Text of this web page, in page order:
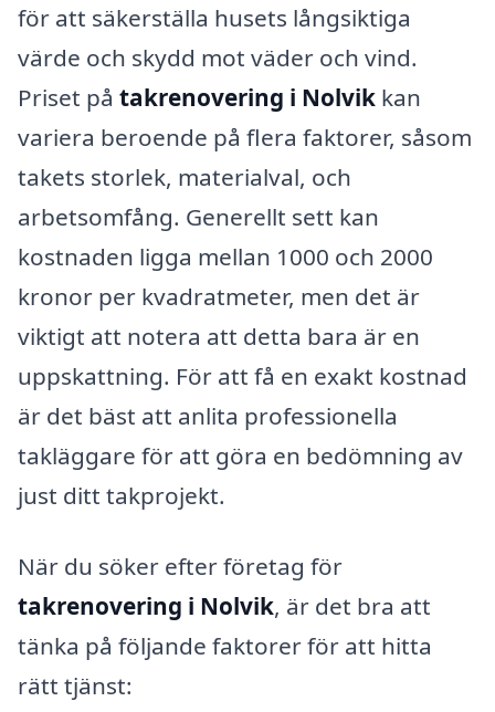
för att säkerställa husets långsiktiga
värde och skydd mot väder och vind.
Priset på takrenovering i Nolvik kan
variera beroende på flera faktorer, såsom
takets storlek, materialval, och
arbetsomfång. Generellt sett kan
kostnaden ligga mellan 1000 och 2000
kronor per kvadratmeter, men det är
viktigt att notera att detta bara är en
uppskattning. För att få en exakt kostnad
är det bäst att anlita professionella
takläggare för att göra en bedömning av
just ditt takprojekt.
När du söker efter företag för
takrenovering i Nolvik, är det bra att
tänka på följande faktorer för att hitta
rätt tjänst: